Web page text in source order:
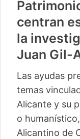
centran
la
Juan Gil-
Las ayudas
temas
Alicante y su
o
Alicantino de